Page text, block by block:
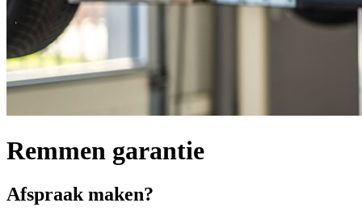
Remmen garantie
Afspraak maken?